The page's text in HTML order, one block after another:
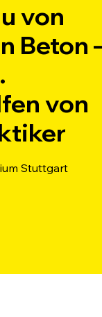
von
Beton
von
Stuttgart